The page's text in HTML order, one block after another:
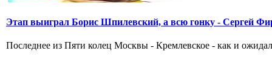
Этап выиграл Борис Шпилевский, а всю гонку - Сергей
Последнее из Пяти колец Москвы - Кремлевское - как и